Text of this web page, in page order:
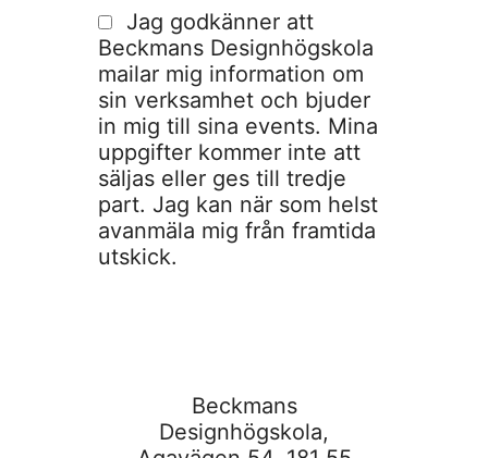
Jag godkänner att
Beckmans Designhögskola
mailar mig information om
sin verksamhet och bjuder
in mig till sina events. Mina
uppgifter kommer inte att
säljas eller ges till tredje
part. Jag kan när som helst
avanmäla mig från framtida
utskick.
Beckmans
Designhögskola,